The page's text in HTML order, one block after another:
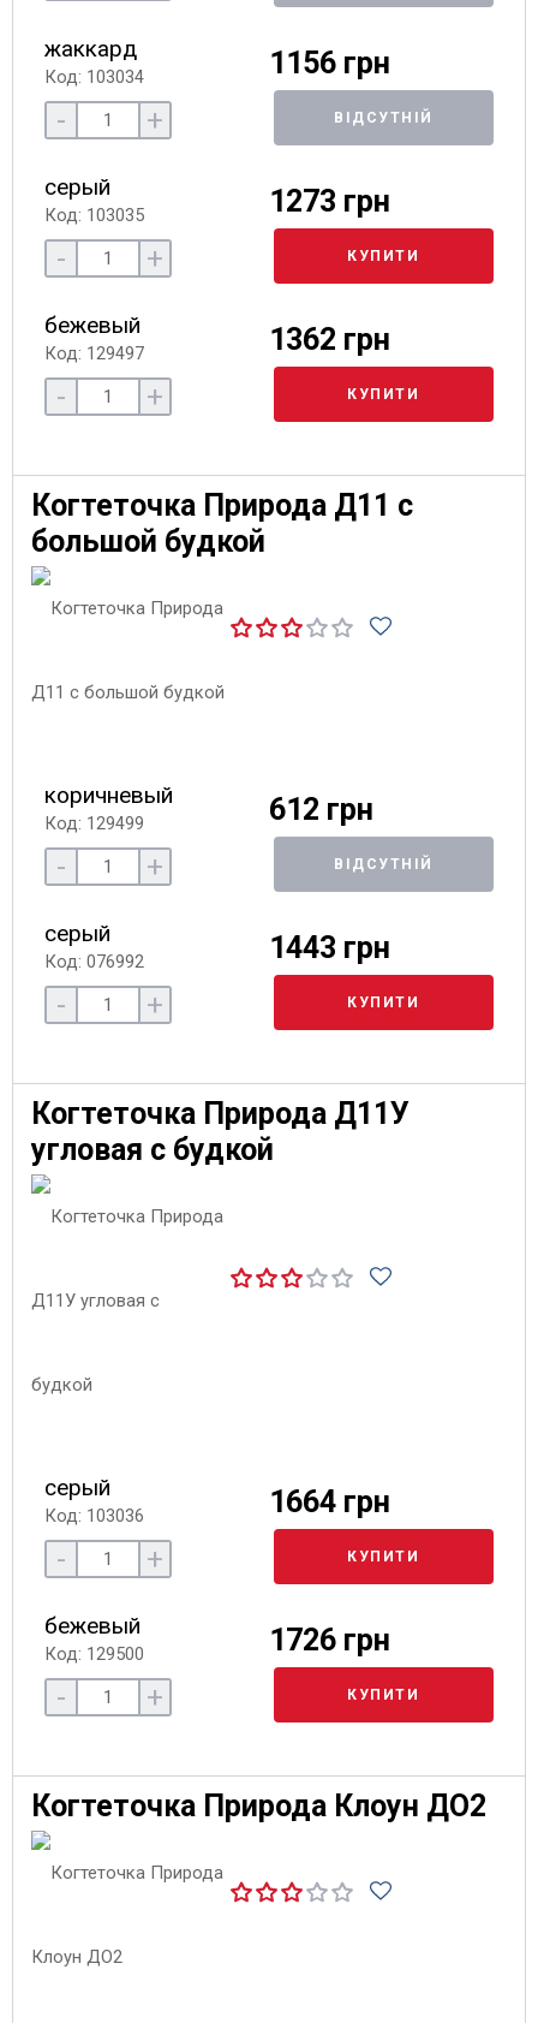
жаккард
Код: 103034 1156 грн
- + ВІДСУТНІЙ
серый
Код: 103035 1273 грн
- + КУПИТИ
бежевый
Код: 129497 1362 грн
- + КУПИТИ
Когтеточка Природа Д11 с
большой будкой
коричневый
Код: 129499 612 грн
- + ВІДСУТНІЙ
серый
Код: 076992 1443 грн
- + КУПИТИ
Когтеточка Природа Д11У
угловая с будкой
серый
Код: 103036 1664 грн
- + КУПИТИ
бежевый
Код: 129500 1726 грн
- + КУПИТИ
Когтеточка Природа Клоун ДО2